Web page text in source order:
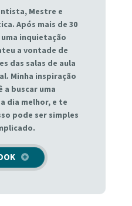
Mestre e
Após mais de 30
inquietação
a vontade de
das salas de aula
Minha inspiração
a buscar uma
dia melhor, e te
pode ser simples